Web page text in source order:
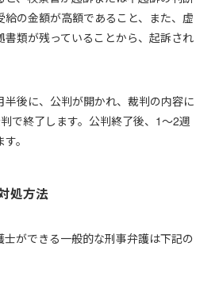
給の金額が高額であること、また、虚
類が残っていることから、起訴され
後に、公判が開かれ、裁判の内容に
で終了します。公判終了後、1～2週
。
処方法
ができる一般的な刑事弁護は下記の